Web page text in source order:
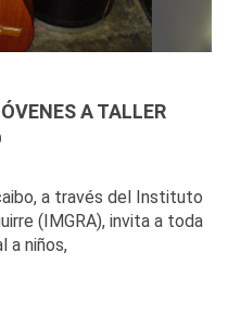
A TALLER
a través del Instituto
(IMGRA), invita a toda
a niños,